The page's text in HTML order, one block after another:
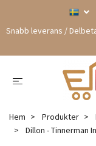
Snabb leverans /
Hem Produkter
Dillon - Tinnerman